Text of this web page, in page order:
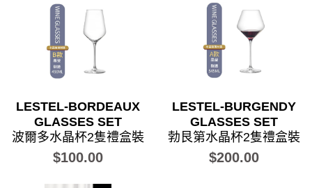
LESTEL-BORDEAUX
GLASSES SET
波爾多水晶杯2隻禮盒裝
$100.00
LESTEL-BURGENDY
GLASSES SET
勃艮第水晶杯2隻禮盒裝
$200.00